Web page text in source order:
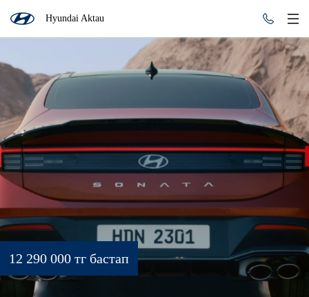
Hyundai Aktau
12 290 000 тг бастап